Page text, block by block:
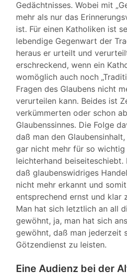
Gedächtnisses. Wobei mit
mehr als nur das
ist. Für einen Katholiken ist
lebendige Gegenwart der
heraus er urteilt und
erschreckend, wenn ein
womöglich auch noch
Fragen des Glaubens nicht
verurteilen kann. Beides ist
verkümmerten oder schon
Glaubenssinnes. Die Folge
daß man den
gar nicht mehr für so
leichterhand
daß glaubenswidriges
nicht mehr erkannt und
entsprechend ernst und klar
Man hat sich letztlich an all
gewöhnt, ja, man hat sich
gewöhnt, daß man jederzeit
Götzendienst zu leisten.
Eine Audienz bei der